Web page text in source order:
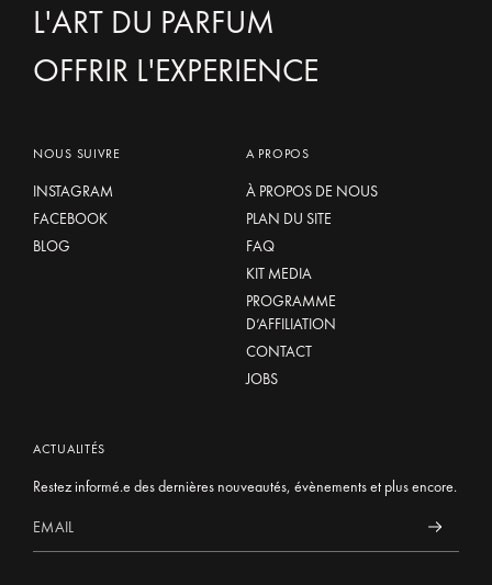
L'ART DU PARFUM
OFFRIR L'EXPERIENCE
NOUS SUIVRE
INSTAGRAM
FACEBOOK
BLOG
A PROPOS
À PROPOS DE NOUS
PLAN DU SITE
FAQ
KIT MEDIA
PROGRAMME
D’AFFILIATION
CONTACT
JOBS
ACTUALITÉS
Restez informé.e des dernières nouveautés, évènements et plus encore.